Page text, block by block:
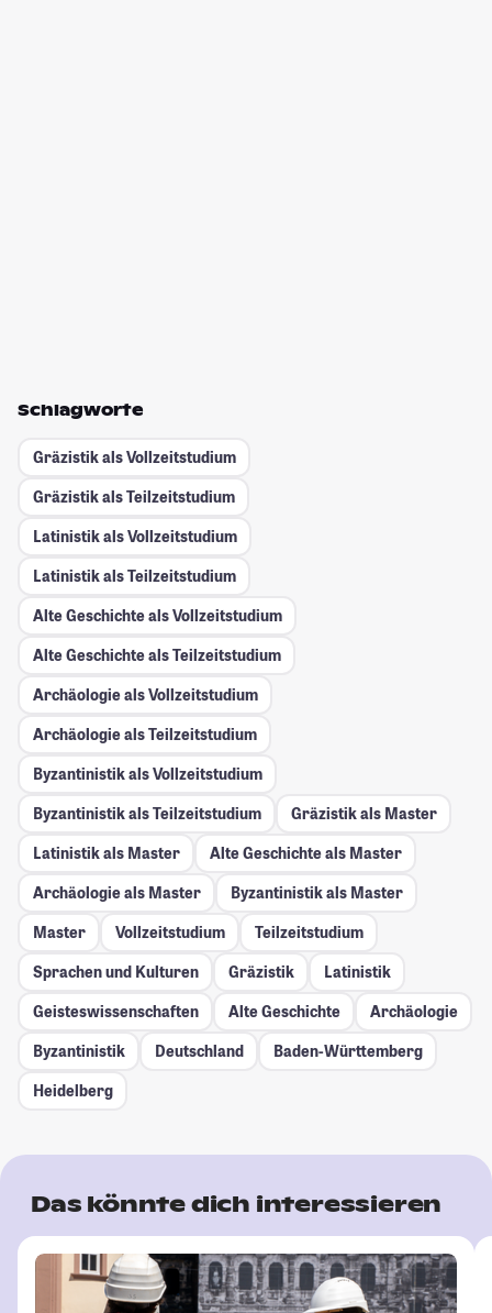
Schlagworte
Gräzistik als Vollzeitstudium
Gräzistik als Teilzeitstudium
Latinistik als Vollzeitstudium
Latinistik als Teilzeitstudium
Alte Geschichte als Vollzeitstudium
Alte Geschichte als Teilzeitstudium
Archäologie als Vollzeitstudium
Archäologie als Teilzeitstudium
Byzantinistik als Vollzeitstudium
Byzantinistik als Teilzeitstudium
Gräzistik als Master
Latinistik als Master
Alte Geschichte als Master
Archäologie als Master
Byzantinistik als Master
Master
Vollzeitstudium
Teilzeitstudium
Sprachen und Kulturen
Gräzistik
Latinistik
Geisteswissenschaften
Alte Geschichte
Archäologie
Byzantinistik
Deutschland
Baden-Württemberg
Heidelberg
Das könnte dich interessieren